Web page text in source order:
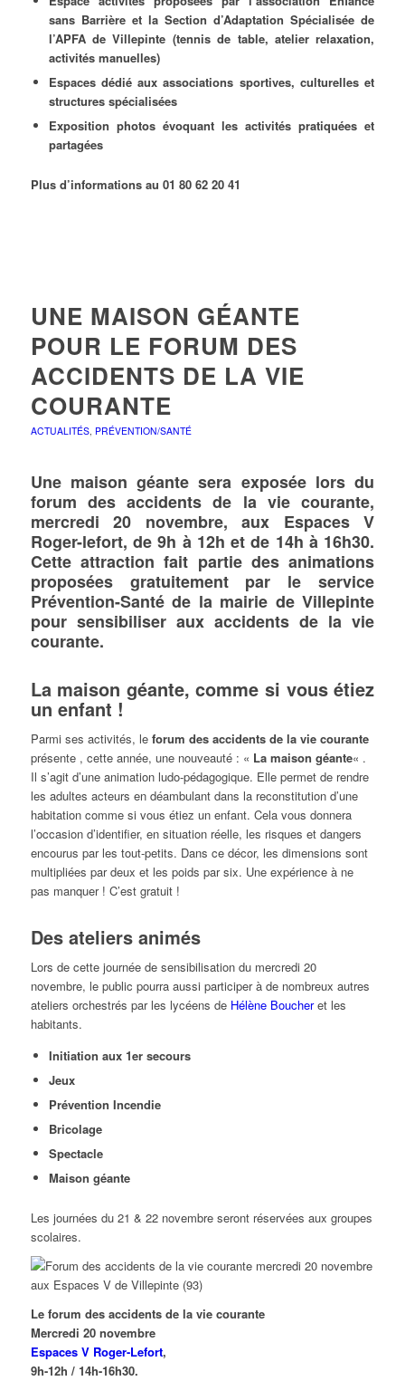
sans Barrière et la Section d’Adaptation Spécialisée de
l’APFA de Villepinte (tennis de table, atelier relaxation,
activités manuelles)
Espaces dédié aux associations sportives, culturelles et
structures spécialisées
Exposition photos évoquant les activités pratiquées et
partagées
Plus d’informations au 01 80 62 20 41
UNE MAISON GÉANTE
POUR LE FORUM DES
ACCIDENTS DE LA VIE
COURANTE
ACTUALITÉS, PRÉVENTION/SANTÉ
Une maison géante sera exposée lors du
forum des accidents de la vie courante,
mercredi 20 novembre, aux Espaces V
Roger-lefort, de 9h à 12h et de 14h à 16h30.
Cette attraction fait partie des animations
proposées gratuitement par le service
Prévention-Santé de la mairie de Villepinte
pour sensibiliser aux accidents de la vie
courante.
La maison géante, comme si vous étiez
un enfant !
Parmi ses activités, le forum des accidents de la vie courante
présente , cette année, une nouveauté : « La maison géante« .
Il s’agit d’une animation ludo-pédagogique. Elle permet de rendre
les adultes acteurs en déambulant dans la reconstitution d’une
habitation comme si vous étiez un enfant. Cela vous donnera
l’occasion d’identifier, en situation réelle, les risques et dangers
encourus par les tout-petits. Dans ce décor, les dimensions sont
multipliées par deux et les poids par six. Une expérience à ne
pas manquer ! C’est gratuit !
Des ateliers animés
Lors de cette journée de sensibilisation du mercredi 20
novembre, le public pourra aussi participer à de nombreux autres
ateliers orchestrés par les lycéens de Hélène Boucheret les
habitants.
Initiation aux 1er secours
Jeux
Prévention Incendie
Bricolage
Spectacle
Maison géante
Les journées du 21 & 22 novembre seront réservées aux groupes
scolaires.
Le forum des accidents de la vie courante
Mercredi 20 novembre
Espaces V Roger-Lefort,
9h-12h / 14h-16h30.